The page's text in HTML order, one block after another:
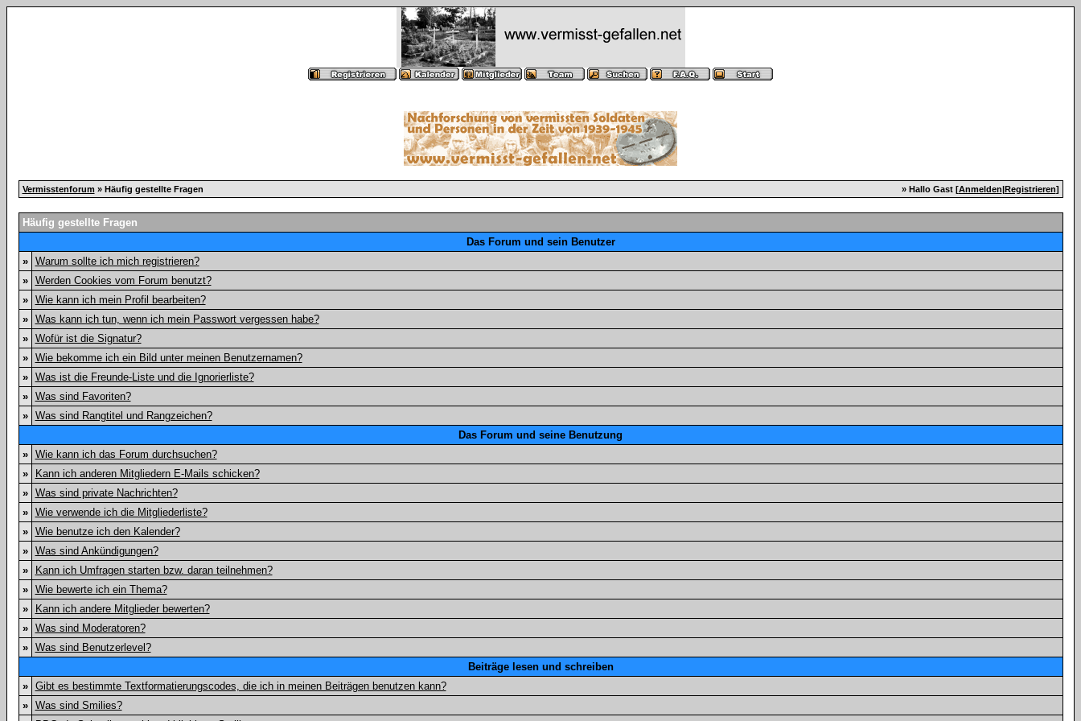
Vermisstenforum » Häufig gestellte Fragen » Hallo Gast [Anmelden|Registrieren]
Häufig gestellte Fragen
Das Forum und sein Benutzer
»
Warum sollte ich mich registrieren?
»
Werden Cookies vom Forum benutzt?
»
Wie kann ich mein Profil bearbeiten?
»
Was kann ich tun, wenn ich mein Passwort vergessen habe?
»
Wofür ist die Signatur?
»
Wie bekomme ich ein Bild unter meinen Benutzernamen?
»
Was ist die Freunde-Liste und die Ignorierliste?
»
Was sind Favoriten?
»
Was sind Rangtitel und Rangzeichen?
Das Forum und seine Benutzung
»
Wie kann ich das Forum durchsuchen?
»
Kann ich anderen Mitgliedern E-Mails schicken?
»
Was sind private Nachrichten?
»
Wie verwende ich die Mitgliederliste?
»
Wie benutze ich den Kalender?
»
Was sind Ankündigungen?
»
Kann ich Umfragen starten bzw. daran teilnehmen?
»
Wie bewerte ich ein Thema?
»
Kann ich andere Mitglieder bewerten?
»
Was sind Moderatoren?
»
Was sind Benutzerlevel?
Beiträge lesen und schreiben
»
Gibt es bestimmte Textformatierungscodes, die ich in meinen Beiträgen benutzen kann?
»
Was sind Smilies?